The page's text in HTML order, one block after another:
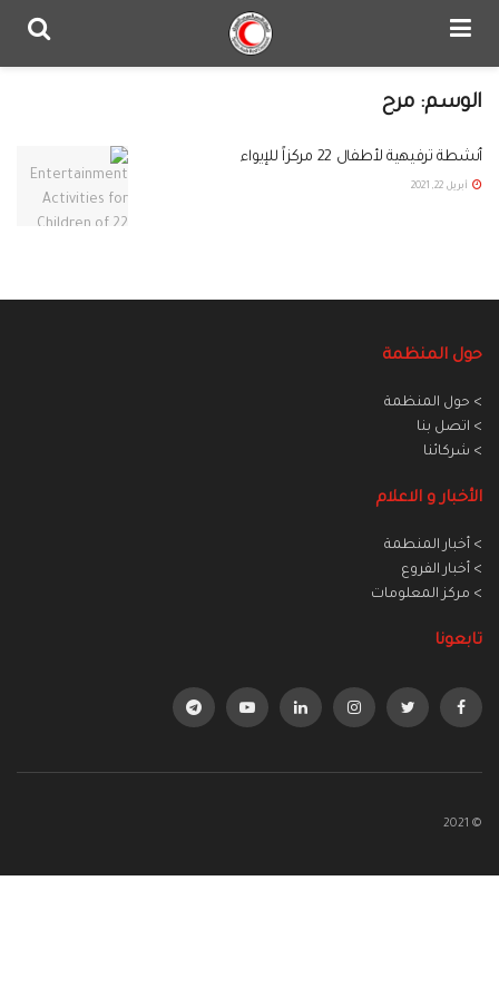
الوسم: مرح
أنشطة ترفيهية لأطفال 22 مركزاً للإيواء
أبريل 22, 2021
حول المنظمة
> حول المنظمة
> اتصل بنا
> شركائنا
الأخبار و الاعلام
> أخبار المنطمة
> أخبار الفروع
> مركز المعلومات
تابعونا
© 2021